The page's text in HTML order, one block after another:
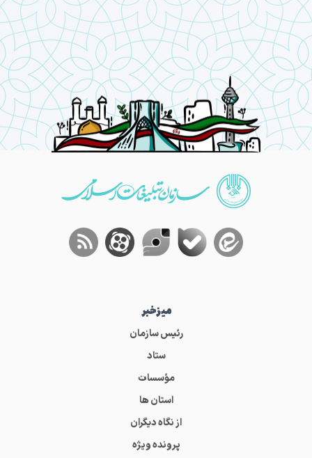
میز‌خبر
رئیس سازمان
ستاد
مؤسسات
استان ها
از نگاه دیگران
پرونده ویژه